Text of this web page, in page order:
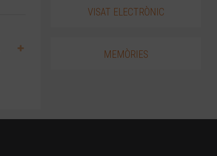
VISAT ELECTRÒNIC
MEMÒRIES